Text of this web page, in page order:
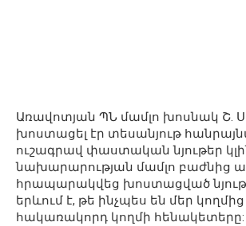
Առավոտյան ՊՆ մամլո խոսնակ Շ.
խոստացել էր տեսանյութ
ուշագրավ փաստական նյութեր
նախարարության մամլո բաժնից
հրապարակվեց խոստացված
երևում է, թե ինչպես են մեր
հակառակորդ կողմի հենակետերը: